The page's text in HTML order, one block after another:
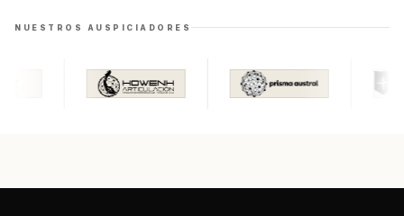
NUESTROS AUSPICIADORES